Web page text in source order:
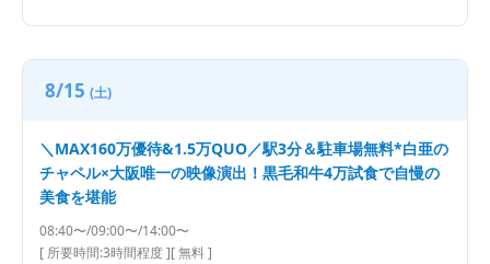
8/15 (土)
＼MAX160万優待&1.5万QUO／駅3分＆駐車場無料*白亜の
チャペル×大阪唯一の映像演出！黒毛和牛4万試食で自慢の
美食を堪能
08:40〜/09:00〜/14:00〜
[ 所要時間:3時間程度][ 無料 ]